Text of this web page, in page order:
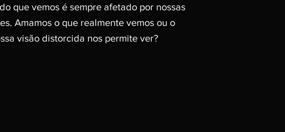
que vemos é sempre afetado por nossas
Amamos o que realmente vemos ou o
visão distorcida nos permite ver?